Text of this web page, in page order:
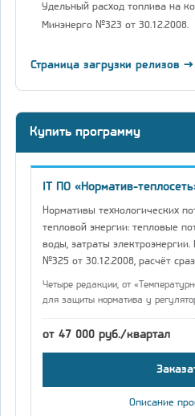
Удельный расход топлива на
Минэнерго №323 от 30.12.2008.
Страница загрузки релизов →
Купить программу
IT ПО «Норматив-
Нормативы технологических
тепловой энергии: тепловые
воды, затраты
№325 от 30.12.2008, расчёт
Четыре редакции, от
для защиты норматива у
от 47 000 руб./квартал
Описание